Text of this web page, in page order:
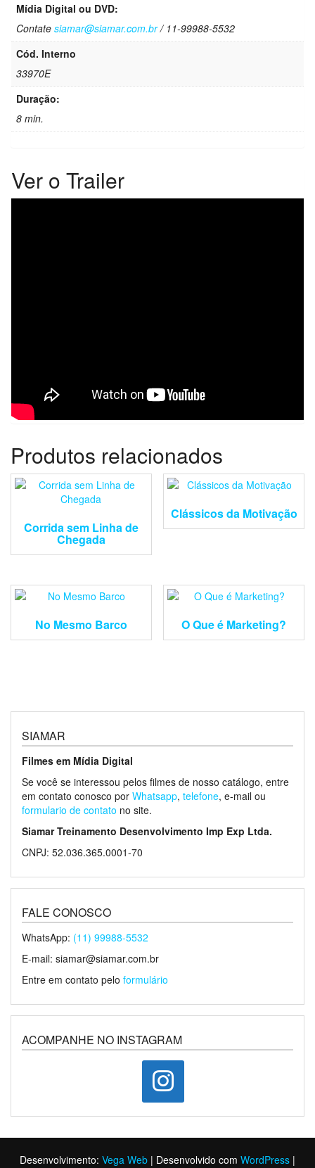
Mídia Digital ou DVD:
Contate siamar@siamar.com.br/ 11-99988-5532
Cód. Interno
33970E
Duração:
8 min.
Ver o Trailer
Produtos relacionados
Corrida sem Linha de
Chegada
Clássicos da Motivação
No Mesmo Barco O Que é Marketing?
SIAMAR
Filmes em Mídia Digital
Se você se interessou pelos filmes de nosso catálogo, entre
em contato conosco por Whatsapp, telefone, e-mail ou
formulario de contato no site.
Siamar Treinamento Desenvolvimento Imp Exp Ltda.
CNPJ: 52.036.365.0001-70
FALE CONOSCO
WhatsApp: (11) 99988-5532
E-mail: siamar@siamar.com.br
Entre em contato pelo formulário
ACOMPANHE NO INSTAGRAM
instagram
Desenvolvimento: Vega Web | Desenvolvido com WordPress |